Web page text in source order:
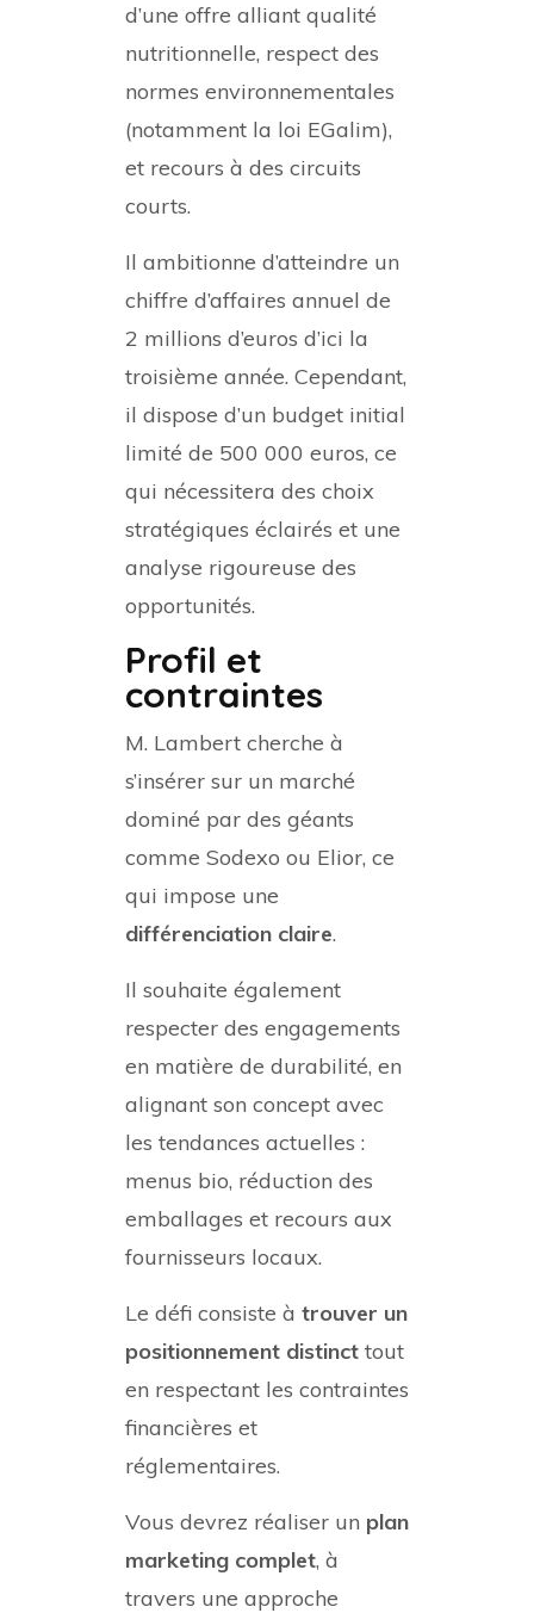
d’une offre alliant qualité
nutritionnelle, respect des
normes environnementales
(notamment la loi EGalim),
et recours à des circuits
courts.
Il ambitionne d’atteindre un
chiffre d’affaires annuel de
2 millions d’euros d’ici la
troisième année. Cependant,
il dispose d’un budget initial
limité de 500 000 euros, ce
qui nécessitera des choix
stratégiques éclairés et une
analyse rigoureuse des
opportunités.
Profil et
contraintes
M. Lambert cherche à
s’insérer sur un marché
dominé par des géants
comme Sodexo ou Elior, ce
qui impose une
différenciation claire.
Il souhaite également
respecter des engagements
en matière de durabilité, en
alignant son concept avec
les tendances actuelles :
menus bio, réduction des
emballages et recours aux
fournisseurs locaux.
Le défi consiste à trouver un
positionnement distinct tout
en respectant les contraintes
financières et
réglementaires.
Vous devrez réaliser un plan
marketing complet, à
travers une approche